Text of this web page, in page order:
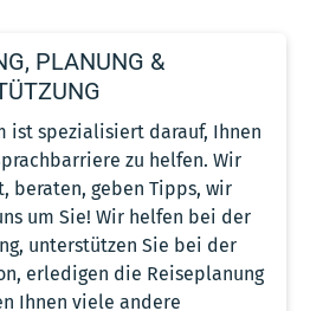
PLANUNG &
ist spezialisiert darauf, Ihnen
zu helfen. Wir
beraten, geben Tipps, wir
um Sie! Wir helfen bei der
unterstützen Sie bei der
erledigen die Reiseplanung
Ihnen viele andere